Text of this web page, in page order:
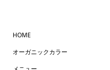
HOME
オーガニックカラー